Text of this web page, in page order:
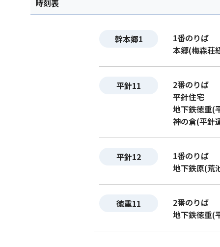
時刻表
幹本郷1
1番のりば
本郷(梅森荘
平針11
2番のりば
平針住宅
地下鉄徳重(
神の倉(平針
平針12
1番のりば
地下鉄原(荒
徳重11
2番のりば
地下鉄徳重(